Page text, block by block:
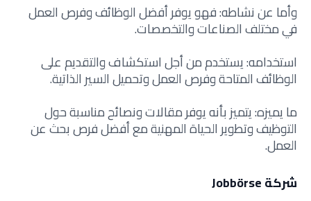
وأما عن نشاطه: فهو يوفر أفضل الوظائف وفرص العمل
في مختلف الصناعات والتخصصات.
استخدامه: يستخدم من أجل استكشاف والتقديم على
الوظائف المتاحة وفرص العمل وتحميل السير الذاتية.
ما يميزه: يتميز بأنه يوفر مقالات ونصائح مناسبة حول
التوظيف وتطوير الحياة المهنية مع أفضل فرص بحث عن
العمل.
شركة Jobbörse